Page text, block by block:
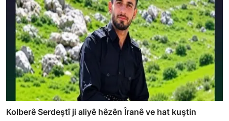
Kolberê Serdeştî ji aliyê hêzên Îranê ve hat kuştin